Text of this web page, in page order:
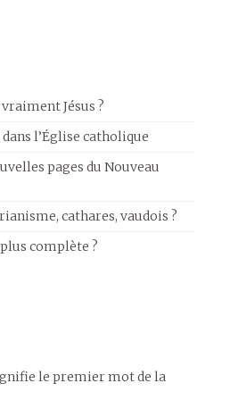
Jésus ?
l’Église catholique
pages du Nouveau
cathares, vaudois ?
complète ?
le premier mot de la